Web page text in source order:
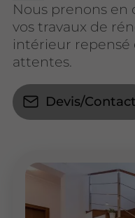
Nous prenons en
vos travaux de
intérieur repensé
attentes.
Devis/Contact